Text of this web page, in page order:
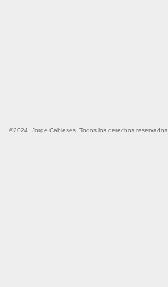
©2024. Jorge Cabieses. Todos los derechos reservados.